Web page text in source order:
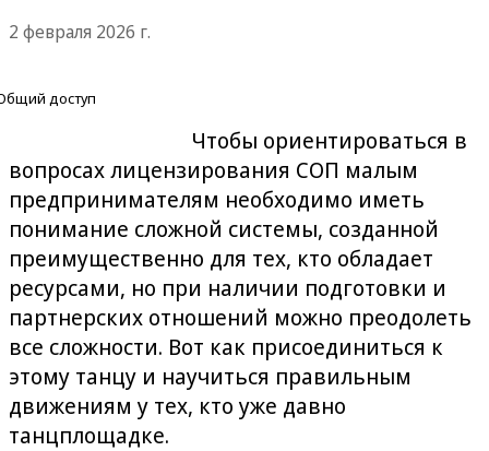
2 февраля 2026 г.
доступ
Чтобы ориентироваться в
вопросах лицензирования СОП малым
предпринимателям необходимо иметь
понимание сложной системы, созданной
преимущественно для тех, кто обладает
ресурсами, но при наличии подготовки и
партнерских отношений можно преодолеть
все сложности. Вот как присоединиться к
этому танцу и научиться правильным
движениям у тех, кто уже давно
танцплощадке.